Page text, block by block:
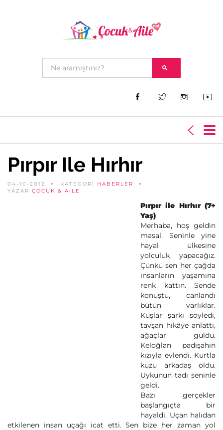
Pırpır Ile Hırhır
04-10-2012 KATEGORİ HABERLER
YAZAR ÇOCUK & AILE
Pırpır ile Hırhır (7+
Yaş)
Merhaba, hoş geldin
masal. Seninle yine
hayal ülkesine
yolculuk yapacağız.
Çünkü sen her çağda
insanların yaşamına
renk kattın. Sende
konuştu, canlandı
bütün varlıklar.
Kuşlar şarkı söyledi,
tavşan hikâye anlattı,
ağaçlar güldü.
Keloğlan padişahın
kızıyla evlendi. Kurtla
kuzu arkadaş oldu.
Uykunun tadı seninle
geldi.
Bazı gerçekler
başlangıçta bir
hayaldi. Uçan halıdan
etkilenen insan uçağı icat etti. Sen bize her zaman yol